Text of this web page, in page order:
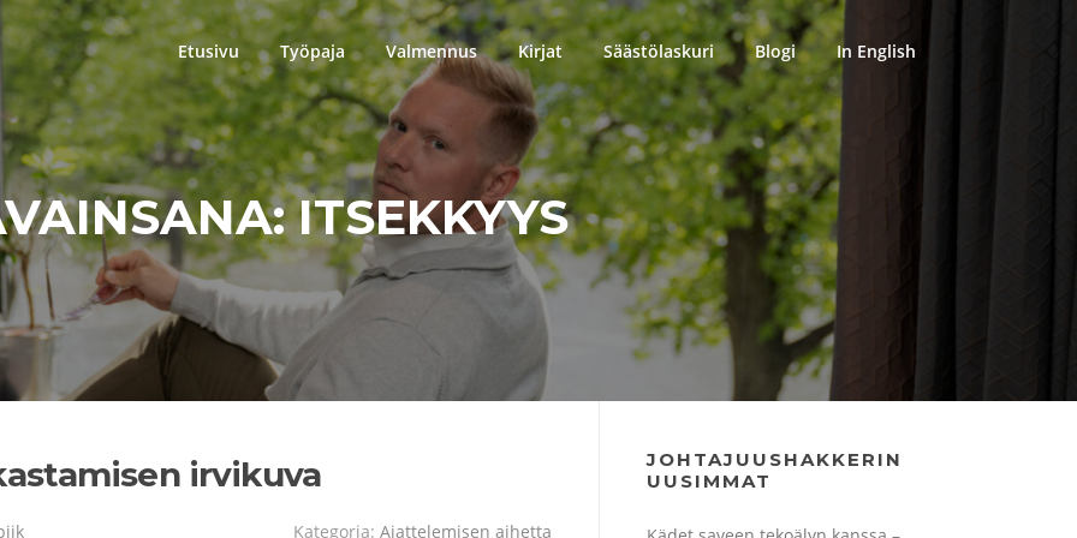
Etusivu Työpaja Valmennus Kirjat Säästölaskuri Blogi In English
ITSEKKYYS
irvikuva
Kategoria: Ajattelemisen aihetta
JOHTAJUUSHAKKERIN
UUSIMMAT